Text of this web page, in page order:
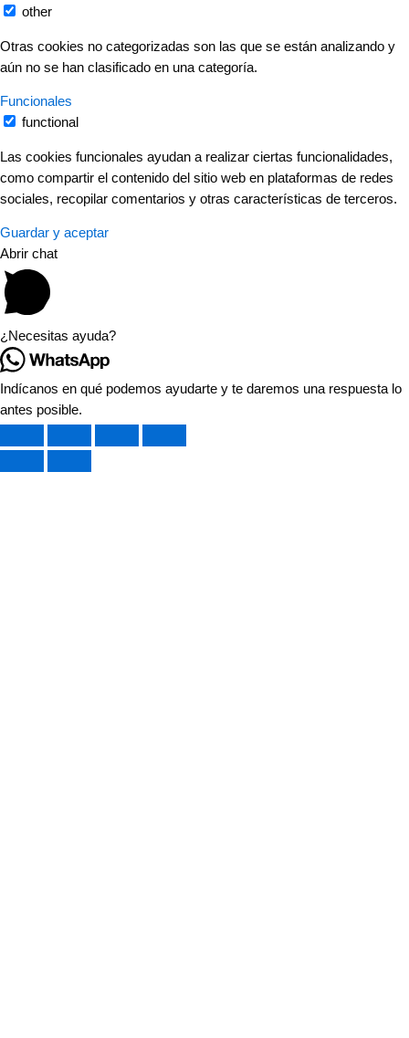
other
Otras cookies no categorizadas son las que se están analizando y
aún no se han clasificado en una categoría.
Funcionales
functional
Las cookies funcionales ayudan a realizar ciertas funcionalidades,
como compartir el contenido del sitio web en plataformas de redes
sociales, recopilar comentarios y otras características de terceros.
Guardar y aceptar
Abrir chat
¿Necesitas ayuda?
Indícanos en qué podemos ayudarte y te daremos una respuesta lo
antes posible.